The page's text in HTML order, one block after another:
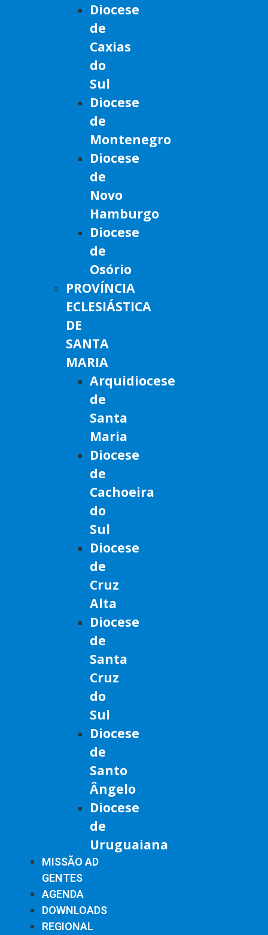
Diocese
de
Caxias
do
Sul
Diocese
de
Montenegro
Diocese
de
Novo
Hamburgo
Diocese
de
Osório
PROVÍNCIA
ECLESIÁSTICA
DE
SANTA
MARIA
Arquidiocese
de
Santa
Maria
Diocese
de
Cachoeira
do
Sul
Diocese
de
Cruz
Alta
Diocese
de
Santa
Cruz
do
Sul
Diocese
de
Santo
Ângelo
Diocese
de
Uruguaiana
MISSÃO AD
GENTES
AGENDA
DOWNLOADS
REGIONAL